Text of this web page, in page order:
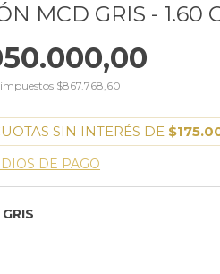
MCD GRIS - 1.60
$867.768,60
SIN INTERÉS DE
DE PAGO
GRIS